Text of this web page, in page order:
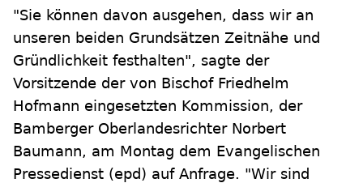
"Sie können davon ausgehen, dass wir an
unseren beiden Grundsätzen Zeitnähe und
Gründlichkeit festhalten", sagte der
Vorsitzende der von Bischof Friedhelm
Hofmann eingesetzten Kommission, der
Bamberger Oberlandesrichter Norbert
Baumann, am Montag dem Evangelischen
Pressedienst (epd) auf Anfrage. "Wir sind